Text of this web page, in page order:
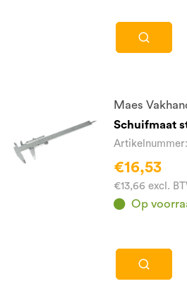
Maes
Schuifmaat
Artikelnummer:
€16,53
€13,66 excl.
Op